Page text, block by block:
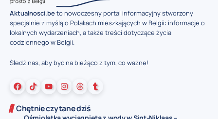
Aktualnosci.beto nowoczesny portal informacyjny stworzony
specjalnie z myślą o Polakach mieszkających w Belgii: informacje o
lokalnych wydarzeniach, a także treści dotyczące życia
codziennego w Belgii.
Śledź nas, aby być na bieżąco z tym, co ważne!
Chętnie czytane dziś